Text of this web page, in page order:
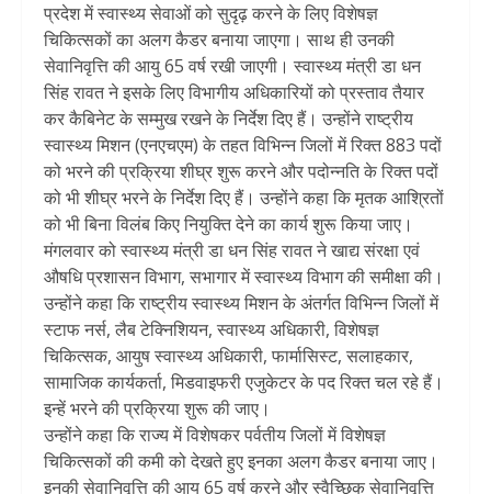
प्रदेश में स्वास्थ्य सेवाओं को सुदृढ़ करने के लिए विशेषज्ञ
चिकित्सकों का अलग कैडर बनाया जाएगा। साथ ही उनकी
सेवानिवृत्ति की आयु 65 वर्ष रखी जाएगी। स्वास्थ्य मंत्री डा धन
सिंह रावत ने इसके लिए विभागीय अधिकारियों को प्रस्ताव तैयार
कर कैबिनेट के सम्मुख रखने के निर्देश दिए हैं। उन्होंने राष्ट्रीय
स्वास्थ्य मिशन (एनएचएम) के तहत विभिन्न जिलों में रिक्त 883 पदों
को भरने की प्रक्रिया शीघ्र शुरू करने और पदोन्नति के रिक्त पदों
को भी शीघ्र भरने के निर्देश दिए हैं। उन्होंने कहा कि मृतक आश्रितों
को भी बिना विलंब किए नियुक्ति देने का कार्य शुरू किया जाए।
मंगलवार को स्वास्थ्य मंत्री डा धन सिंह रावत ने खाद्य संरक्षा एवं
औषधि प्रशासन विभाग, सभागार में स्वास्थ्य विभाग की समीक्षा की।
उन्होंने कहा कि राष्ट्रीय स्वास्थ्य मिशन के अंतर्गत विभिन्न जिलों में
स्टाफ नर्स, लैब टेक्निशियन, स्वास्थ्य अधिकारी, विशेषज्ञ
चिकित्सक, आयुष स्वास्थ्य अधिकारी, फार्मासिस्ट, सलाहकार,
सामाजिक कार्यकर्ता, मिडवाइफरी एजुकेटर के पद रिक्त चल रहे हैं।
इन्हें भरने की प्रक्रिया शुरू की जाए।
उन्होंने कहा कि राज्य में विशेषकर पर्वतीय जिलों में विशेषज्ञ
चिकित्सकों की कमी को देखते हुए इनका अलग कैडर बनाया जाए।
इनकी सेवानिवृत्ति की आयु 65 वर्ष करने और स्वैच्छिक सेवानिवृत्ति